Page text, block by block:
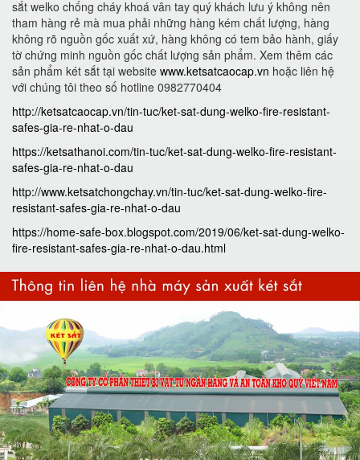
sắt welko chống cháy khoá vân tay quý khách lưu ý không nên
tham hàng rẻ mà mua phải những hàng kém chất lượng, hàng
không rõ nguồn gốc xuất xứ, hàng không có tem bảo hành, giấy
tờ chứng minh nguồn gốc chất lượng sản phẩm. Xem thêm các
sản phẩm két sắt tại website www.ketsatcaocap.vn hoặc liên hệ
với chúng tôi theo số hotline 0982770404
http://ketsatcaocap.vn/tin-tuc/ket-sat-dung-welko-fire-resistant-
safes-gia-re-nhat-o-dau
https://ketsathanoi.com/tin-tuc/ket-sat-dung-welko-fire-resistant-
safes-gia-re-nhat-o-dau
http://www.ketsatchongchay.vn/tin-tuc/ket-sat-dung-welko-fire-
resistant-safes-gia-re-nhat-o-dau
https://home-safe-box.blogspot.com/2019/06/ket-sat-dung-welko-
fire-resistant-safes-gia-re-nhat-o-dau.html